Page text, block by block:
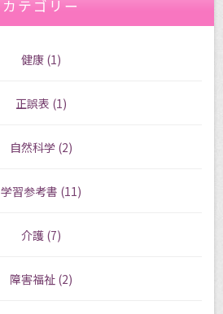
カテゴリー
健康 (1)
正誤表 (1)
自然科学 (2)
学習参考書 (11)
介護 (7)
障害福祉 (2)